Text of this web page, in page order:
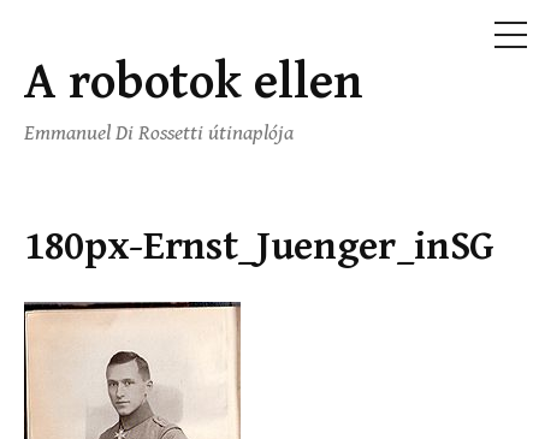
Ugrás
a
tartalomhoz
A robotok ellen
Emmanuel Di Rossetti útinaplója
180px-Ernst_Juenger_inSG